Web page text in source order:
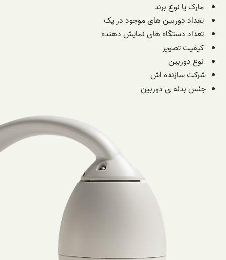
مارک یا نوع برند
تعداد دوربین های موجود در پک
تعداد دستگاه های نمایش دهنده
کیفیت تصویر
نوع دوربین
شرکت سازنده اش
جنس بدنه ی دوربین